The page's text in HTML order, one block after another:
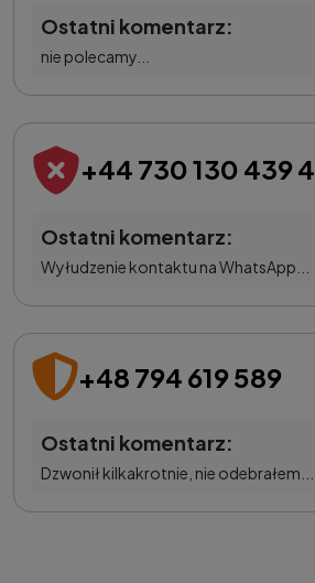
Ostatni komentarz:
nie polecamy...
+44 730 130 439 4
Ostatni komentarz:
Wyłudzenie kontaktu na WhatsApp...
+48 794 619 589
Ostatni komentarz:
Dzwonił kilkakrotnie, nie odebrałem...